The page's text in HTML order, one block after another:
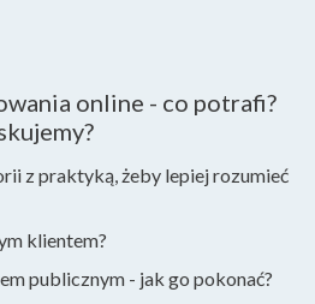
online - co potrafi?
z praktyką, żeby lepiej rozumieć
klientem?
publicznym - jak go pokonać?